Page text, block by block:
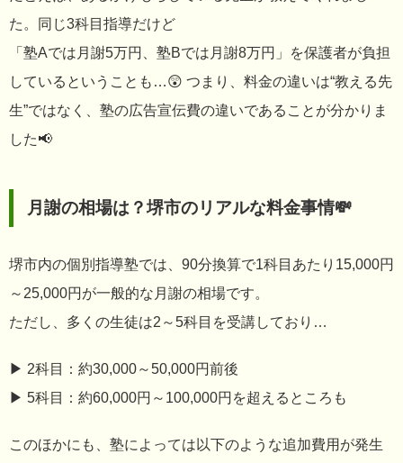
た。同じ3科目指導だけど
「塾Aでは月謝5万円、塾Bでは月謝8万円」を保護者が負担
しているということも…😲 つまり、料金の違いは“教える先
生”ではなく、塾の広告宣伝費の違いであることが分かりま
した📢
月謝の相場は？堺市のリアルな料金事情💸
堺市内の個別指導塾では、90分換算で1科目あたり15,000円
～25,000円が一般的な月謝の相場です。
ただし、多くの生徒は2～5科目を受講しており…
▶ 2科目：約30,000～50,000円前後
▶ 5科目：約60,000円～100,000円を超えるところも
このほかにも、塾によっては以下のような追加費用が発生